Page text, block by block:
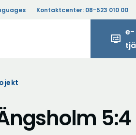
Kontaktcenter: 08-523 010 00
display_settings
e-
5:4